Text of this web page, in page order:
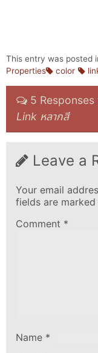
This entry was posted
Properties
color
5 Responses
Link หลากสี
Leave a
Your email
fields are marked
Comment *
Name *